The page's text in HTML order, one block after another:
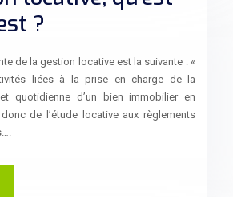
?
de la gestion locative est la suivante : «
liées à la prise en charge de la
quotidienne d’un bien immobilier en
de l’étude locative aux règlements